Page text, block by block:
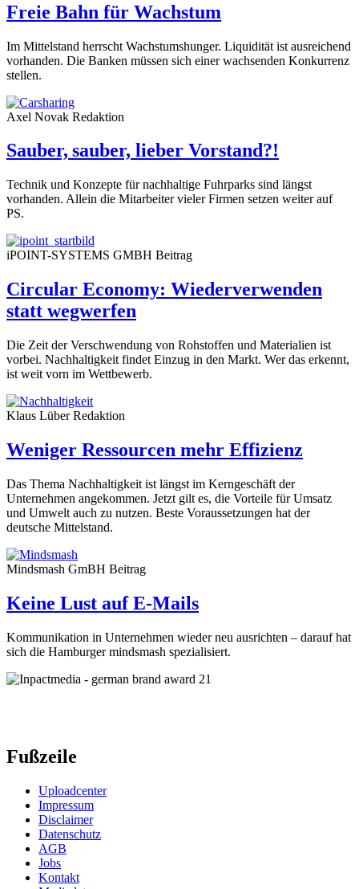
Freie Bahn für Wachstum
Im Mittelstand herrscht Wachstumshunger. Liquidität ist ausreichend
vorhanden. Die Banken müssen sich einer wachsenden Konkurrenz
stellen.
Axel Novak Redaktion
Sauber, sauber, lieber Vorstand?!
Technik und Konzepte für nachhaltige Fuhrparks sind längst
vorhanden. Allein die Mitarbeiter vieler Firmen setzen weiter auf
PS.
iPOINT-SYSTEMS GMBH Beitrag
Circular Economy: Wiederverwenden
statt wegwerfen
Die Zeit der Verschwendung von Rohstoffen und Materi­alien ist
vorbei. Nachhaltigkeit findet Einzug in den Markt. Wer das erkennt,
ist weit vorn im Wettbewerb.
Klaus LüberRedaktion
Weniger Ressourcen mehr Effizienz
Das Thema Nachhaltigkeit ist längst im Kerngeschäft der
Unternehmen angekommen. Jetzt gilt es, die Vorteile für Umsatz
und Umwelt auch zu nutzen. Beste Voraussetzungen hat der
deutsche Mittelstand.
Mindsmash GmBH Beitrag
Keine Lust auf E-Mails
Kommunikation in Unternehmen wieder neu ausrichten – darauf hat
sich die Hamburger mindsmash spezialisiert.
Fußzeile
Uploadcenter
Impressum
Disclaimer
Datenschutz
AGB
Jobs
Kontakt